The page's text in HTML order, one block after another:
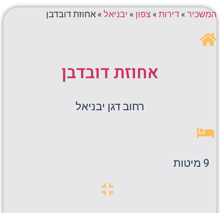
המשכיר »דירות » צפון » יבניאל »אחוזת דובדבן
אחוזת דובדבן
רחוב דגן יבניאל
9 מיטות